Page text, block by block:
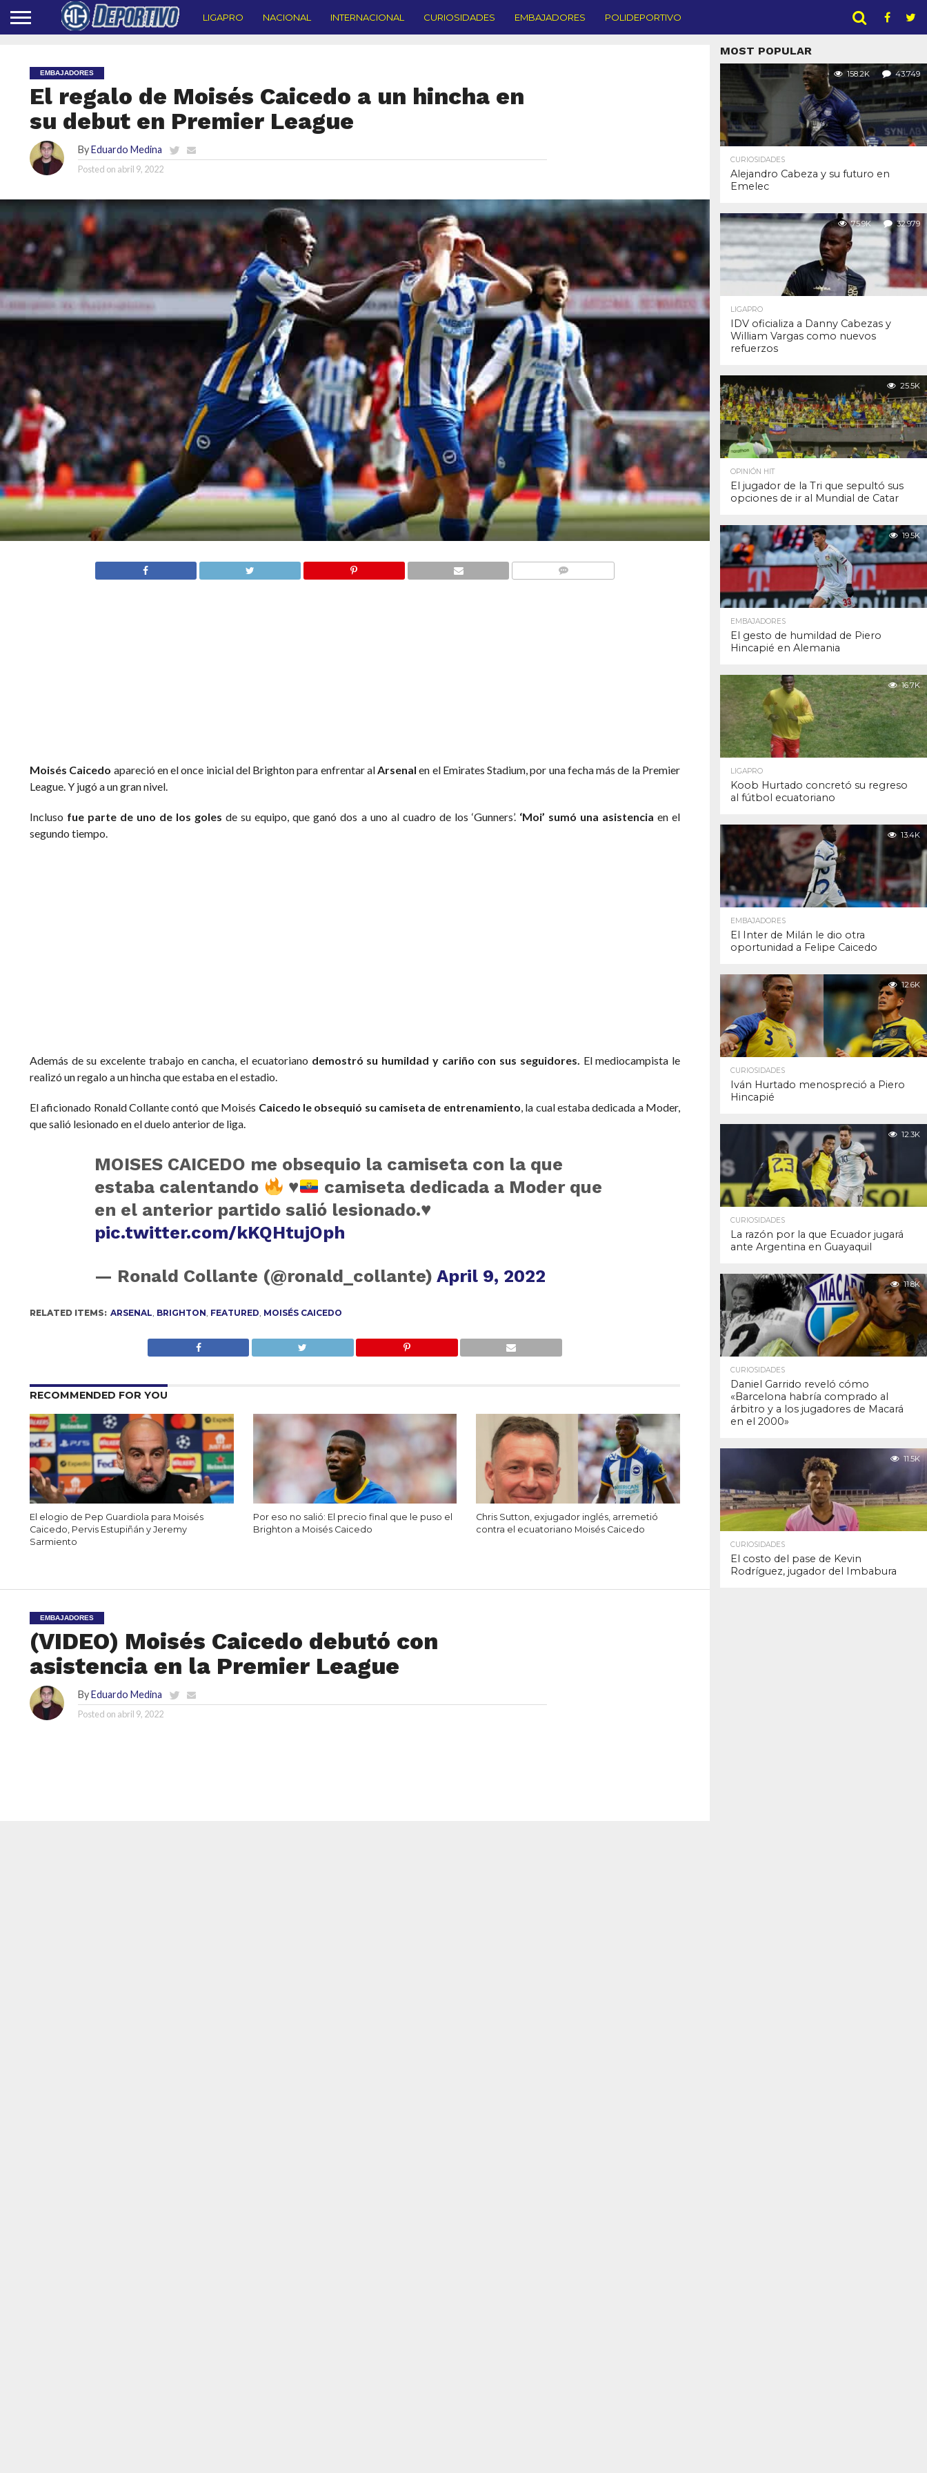
LIGAPRO NACIONAL INTERNACIONAL CURIOSIDADES EMBAJADORES POLIDEPORTIVO
EMBAJADORES
El regalo de Moisés Caicedo a un hincha en
su debut en Premier League
ByEduardo Medina
Posted on abril 9, 2022
Moisés Caicedo apareció en el once inicial del Brighton para enfrentar alArsenal en el Emirates Stadium, por una fecha más de la Premier
League. Y jugó a un gran nivel.
Incluso fue parte de uno de los goles de su equipo, que ganó dos a uno al cuadro de los ‘Gunners’. ‘Moi’ sumó una asistencia en el
segundo tiempo.
Además de su excelente trabajo en cancha, el ecuatoriano demostró su humildad y cariño con sus seguidores. El mediocampista le
realizó un regalo a un hincha que estaba en el estadio.
El aficionado Ronald Collante contó que Moisés Caicedo le obsequió su camiseta de entrenamiento, la cual estaba dedicada a Moder,
que salió lesionado en el duelo anterior de liga.
MOISES CAICEDO me obsequio la camiseta con la que
estaba calentando
♥
camiseta dedicada a Moder que
en el anterior partido salió lesionado.♥
pic.twitter.com/kKQHtujOph
— Ronald Collante (@ronald_collante)April 9, 2022
RELATED ITEMS: ARSENAL, BRIGHTON, FEATURED, MOISÉS CAICEDO
RECOMMENDED FOR YOU
El elogio de Pep Guardiola para Moisés
Caicedo, Pervis Estupiñán y Jeremy
Sarmiento
Por eso no salió: El precio final que le puso el
Brighton a Moisés Caicedo
Chris Sutton, exjugador inglés, arremetió
contra el ecuatoriano Moisés Caicedo
EMBAJADORES
(VIDEO) Moisés Caicedo debutó con
asistencia en la Premier League
ByEduardo Medina
Posted on abril 9, 2022
MOST POPULAR
158.2K 43.749
CURIOSIDADES
Alejandro Cabeza y su futuro en
Emelec
75.9K 32.979
LIGAPRO
IDV oficializa a Danny Cabezas y
William Vargas como nuevos
refuerzos
25.5K
OPINIÓN HIT
El jugador de la Tri que sepultó sus
opciones de ir al Mundial de Catar
19.5K
EMBAJADORES
El gesto de humildad de Piero
Hincapié en Alemania
16.7K
LIGAPRO
Koob Hurtado concretó su regreso
al fútbol ecuatoriano
13.4K
EMBAJADORES
El Inter de Milán le dio otra
oportunidad a Felipe Caicedo
12.6K
CURIOSIDADES
Iván Hurtado menospreció a Piero
Hincapié
12.3K
CURIOSIDADES
La razón por la que Ecuador jugará
ante Argentina en Guayaquil
11.8K
CURIOSIDADES
Daniel Garrido reveló cómo
«Barcelona habría comprado al
árbitro y a los jugadores de Macará
en el 2000»
11.5K
CURIOSIDADES
El costo del pase de Kevin
Rodríguez, jugador del Imbabura